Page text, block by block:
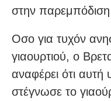
στην παρεμπόδιση
Οσο για τυχόν
γιαουρτιού, ο
αναφέρει ότι
στέγνωσε το